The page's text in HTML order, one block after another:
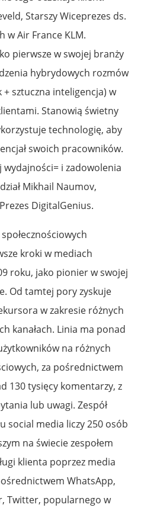
Starszy Wiceprezes ds.
w Air France KLM.
pierwsze w swojej branży
hybrydowych rozmów
+ sztuczna inteligencja) w
Stanowią świetny
technologię, aby
swoich pracowników.
wydajności= i zadowolenia
Mikhail Naumov,
DigitalGenius.
kroki w mediach
roku, jako pionier w swojej
Od tamtej pory zyskuje
w zakresie różnych
kanałach. Linia ma ponad
na różnych
za pośrednictwem
130 tysięcy komentarzy, z
lub uwagi. Zespół
social media liczy 250 osób
na świecie zespołem
klienta poprzez media
WhatsApp,
Twitter, popularnego w